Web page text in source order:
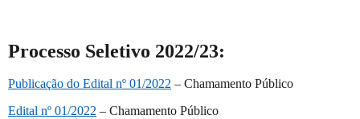
Processo Seletivo 2022/23:
Publicação do Edital nº 01/2022 – Chamamento Público
Edital nº 01/2022 – Chamamento Público